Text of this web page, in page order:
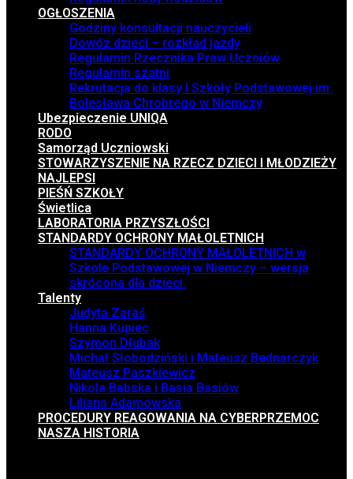
OGŁOSZENIA
Godziny konsultacji nauczycieli
Dowóz dzieci – rozkład jazdy
Regulamin Rzecznika Praw Uczniów
Regulamin szatni
Rekrutacja do klasy I Szkoły Podstawowej im.
Bolesława Chrobrego w Niemczy
Ubezpieczenie UNIQA
RODO
Samorząd Uczniowski
STOWARZYSZENIE NA RZECZ DZIECI I MŁODZIEŻY
NAJLEPSI
PIEŚŃ SZKOŁY
Świetlica
LABORATORIA PRZYSZŁOŚCI
STANDARDY OCHRONY MAŁOLETNICH
STANDARDY OCHRONY MAŁOLETNICH w
Szkole Podstawowej w Niemczy – wersja
skrócona dla dzieci.
Talenty
Judyta Zaraś
Hanna Kupiec
Szymon Dłubak
Michał Słobodziński i Mateusz Bednarczyk
Mateusz Paszkiewicz
Nikola Babska i Basia Basiów
Liliana Adamowska
PROCEDURY REAGOWANIA NA CYBERPRZEMOC
NASZA HISTORIA